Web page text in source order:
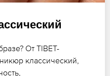
От TIBET-
классический,